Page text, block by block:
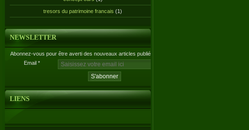
tresors du patrimoine francais (1)
NEWSLETTER
Abonnez-vous pour être averti des nouveaux articles publiés.
Email
LIENS